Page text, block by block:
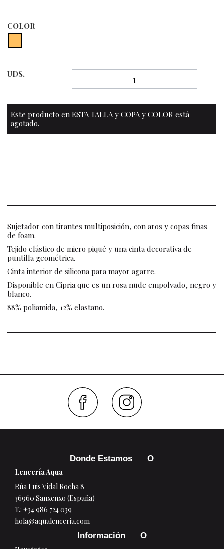
COLOR
UDS.
Este producto en ESTA TALLA y COPA y COLOR está
agotado.
Sujetador con tirantes multiposición, con aros y copas finas
de foam.
Tejido elástico de micro piqué y una cinta decorativa de
puntilla geométrica.
Cinta interior de silicona para mayor agarre.
Disponible en Cipria que es un rosa nude empolvado, negro y
blanco.
88% poliamida, 12% elastano.
Donde Estamos
Lencería Aqua
Rúa Luis Vidal Rocha 8
36960 Sanxenxo (España)
T.: +34 986 724 039
hola@aqualenceria.com
Información